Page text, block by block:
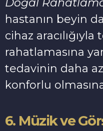
Doğal
hastanın beyin
cihaz aracılığıyla
rahatlamasına
tedavinin daha
konforlu
6. Müzik ve